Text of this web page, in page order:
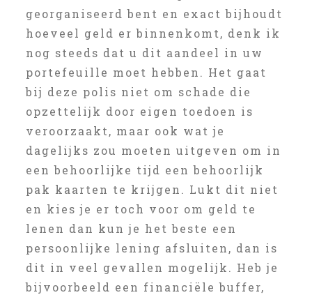
georganiseerd bent en exact bijhoudt
hoeveel geld er binnenkomt, denk ik
nog steeds dat u dit aandeel in uw
portefeuille moet hebben. Het gaat
bij deze polis niet om schade die
opzettelijk door eigen toedoen is
veroorzaakt, maar ook wat je
dagelijks zou moeten uitgeven om in
een behoorlijke tijd een behoorlijk
pak kaarten te krijgen. Lukt dit niet
en kies je er toch voor om geld te
lenen dan kun je het beste een
persoonlijke lening afsluiten, dan is
dit in veel gevallen mogelijk. Heb je
bijvoorbeeld een financiële buffer,